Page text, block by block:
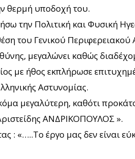
θερμή υποδοχή του.
την Πολιτική και Φυσική
του Γενικού
μεγαλώνει καθώς
με ήθος εκπλήρωσε
Αστυνομίας.
μεγαλύτερη, καθότι
ΑΝΔΡΙΚΟΠΟΥΛΟΣ ».
: «…..Το έργο μας δεν είναι